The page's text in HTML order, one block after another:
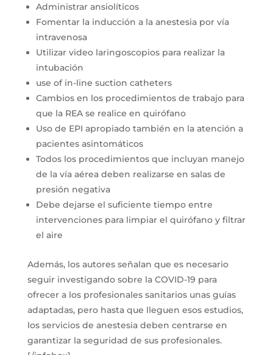
Administrar ansiolíticos
Fomentar la inducción a la anestesia por vía
intravenosa
Utilizar video laringoscopios para realizar la
intubación
use of in-line suction catheters
Cambios en los procedimientos de trabajo para
que la REA se realice en quirófano
Uso de EPI apropiado también en la atención a
pacientes asintomáticos
Todos los procedimientos que incluyan manejo
de la vía aérea deben realizarse en salas de
presión negativa
Debe dejarse el suficiente tiempo entre
intervenciones para limpiar el quirófano y filtrar
el aire
Además, los autores señalan que es necesario
seguir investigando sobre la COVID-19 para
ofrecer a los profesionales sanitarios unas guías
adaptadas, pero hasta que lleguen esos estudios,
los servicios de anestesia deben centrarse en
garantizar la seguridad de sus profesionales.